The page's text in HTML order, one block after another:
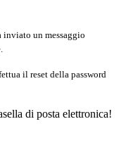
inviato un messaggio
il reset della password
di posta elettronica!